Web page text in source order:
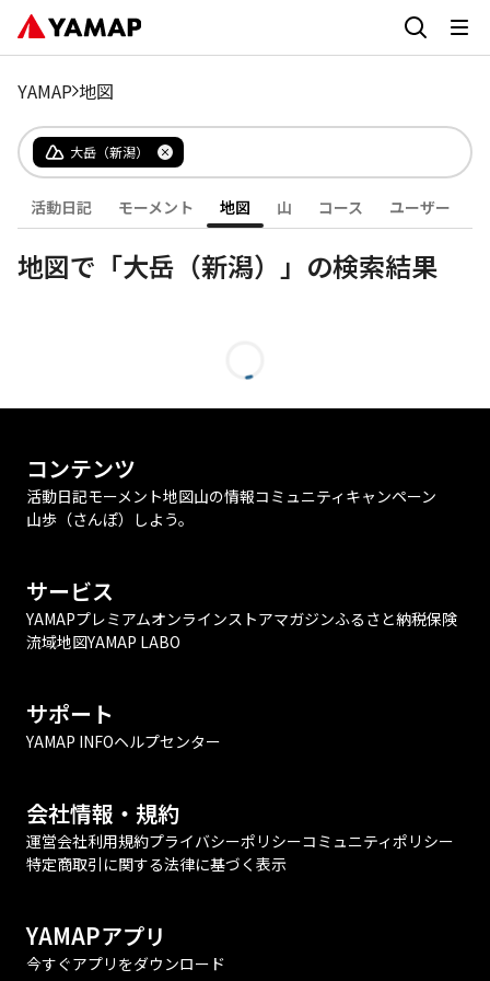
YAMAP 地図
大岳（新潟）
活動日記 モーメント 地図 山 コース ユーザー
地図で「大岳（新潟）」の検索結果
コンテンツ
活動日記モーメント地図山の情報コミュニティ キャンペーン
山歩（さんぽ）しよう。
サービス
YAMAPプレミアムオンラインストアマガジンふるさと納税保険
流域地図YAMAP LABO
サポート
YAMAP INFOヘルプセンター
会社情報・規約
運営会社利用規約プライバシーポリシーコミュニティポリシー
特定商取引に関する法律に基づく表示
YAMAPアプリ
今すぐアプリをダウンロード